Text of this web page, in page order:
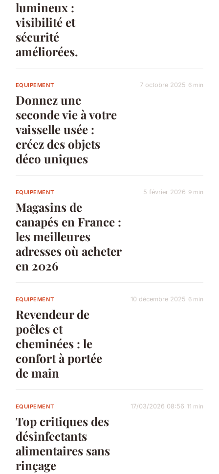
lumineux :
visibilité et
sécurité
améliorées.
EQUIPEMENT
Donnez une
seconde vie à votre
vaisselle usée :
créez des objets
déco uniques
7 octobre 2025 6 min
EQUIPEMENT
Magasins de
canapés en France :
les meilleures
adresses où acheter
en 2026
5 février 2026 9 min
EQUIPEMENT
Revendeur de
poêles et
cheminées : le
confort à portée
de main
10 décembre 2025 6 min
EQUIPEMENT
Top critiques des
désinfectants
alimentaires sans
rinçage
17/03/2026 08:56 11 min